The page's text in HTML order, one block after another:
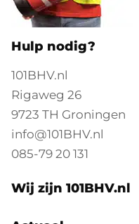
Hulp nodig?
101BHV.nl
Rigaweg 26
9723 TH Groningen
info@101BHV.nl
085-79 20 131
Wij zijn 101BHV.nl